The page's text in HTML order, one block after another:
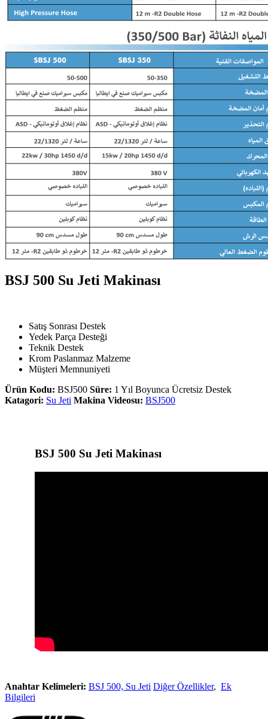
BSJ 500 Su Jeti Makinası
Satış Sonrası Destek
Yedek Parça Desteği
Teknik Destek
Krom Paslanmaz Malzeme
Müşteri Memnuniyeti
Ürün Kodu: BSJ500 Süre: 1 Yıl Boyunca Ücretsiz Destek
Katagori: Su Jeti Makina Videosu: BSJ500
BSJ 500 Su Jeti Makinası
Anahtar Kelimeleri: BSJ 500, Su Jeti Diğer Özellikler, Ek
Bilgileri